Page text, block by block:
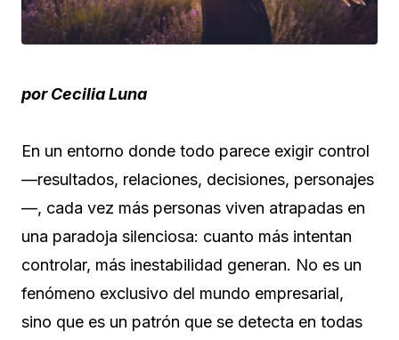
por Cecilia Luna
En un entorno donde todo parece exigir control
—resultados, relaciones, decisiones, personajes
—, cada vez más personas viven atrapadas en
una paradoja silenciosa: cuanto más intentan
controlar, más inestabilidad generan. No es un
fenómeno exclusivo del mundo empresarial,
sino que es un patrón que se detecta en todas